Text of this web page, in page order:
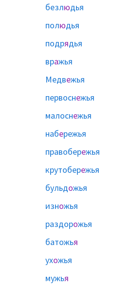
безлюдья
полюдья
подрядья
вражья
Медвежья
первоснежья
малоснежья
набережья
правобережья
крутобережья
бульдожья
изножья
раздорожья
батожья
ухожья
мужья